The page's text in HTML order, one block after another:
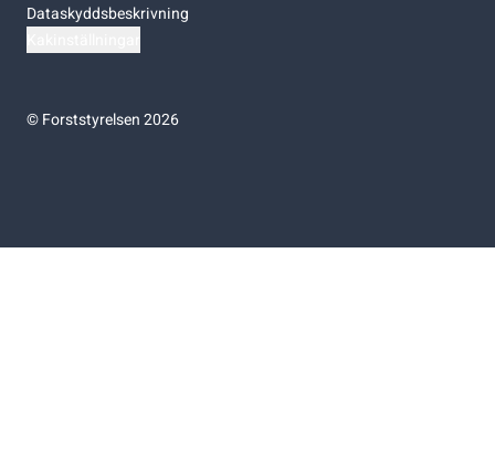
Dataskyddsbeskrivning
©Forststyrelsen 2026